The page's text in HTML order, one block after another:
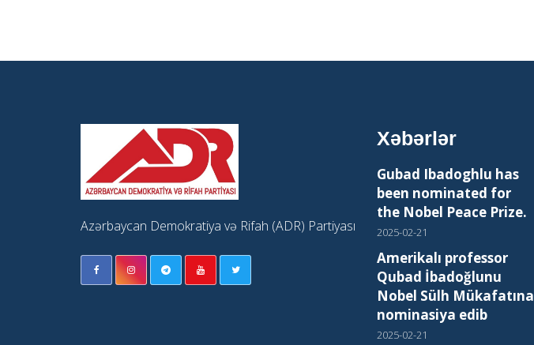
Azərbaycan Demokratiya və Rifah (ADR) Partiyası
Xəbərlər
Gubad Ibadoghlu has
been nominated for
the Nobel Peace Prize.
2025-02-21
Amerikalı professor
Qubad İbadoğlunu
Nobel Sülh Mükafatına
nominasiya edib
2025-02-21